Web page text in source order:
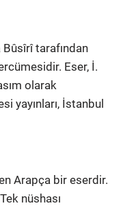
Bûsîrî tarafından
Eser, İ.
olarak
yayınları, İstanbul
Arapça bir eserdir.
nüshası